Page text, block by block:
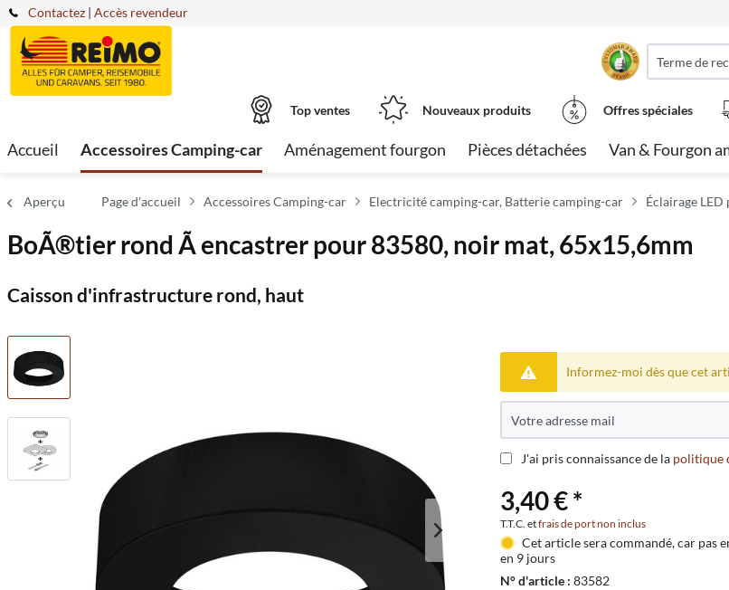
Contactez | Accès revendeur
Top ventes Nouveaux produits Offres spéciales
Accueil Accessoires Camping-car Aménagement fourgon Pièces détachées Van & Fourgon
Aperçu Page d'accueil Accessoires Camping-car Electricité camping-car, Batterie camping-car Éclairage
BoÃ®tier rond Ã encastrer pour 83580, noir mat, 65x15,6mm
Caisson d'infrastructure rond, haut
Informez-moi dès que cet
J'ai pris connaissance de la politique
3,40 € *
T.T.C. etfrais de port non inclus
Cet article sera commandé, car pas
en 9 jours
N° d'article : 83582